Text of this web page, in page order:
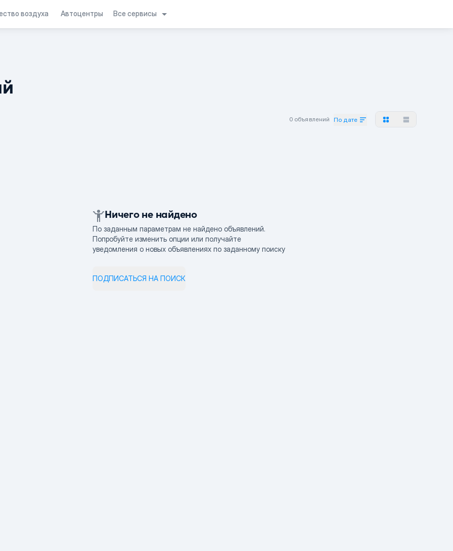
воздуха Автоцентры Все сервисы
0 объявлений По дате
Ничего не найдено
По заданным параметрам не найдено объявлений.
Попробуйте изменить опции или получайте
уведомления о новых объявлениях по заданному поиску
ПОДПИСАТЬСЯ НА ПОИСК